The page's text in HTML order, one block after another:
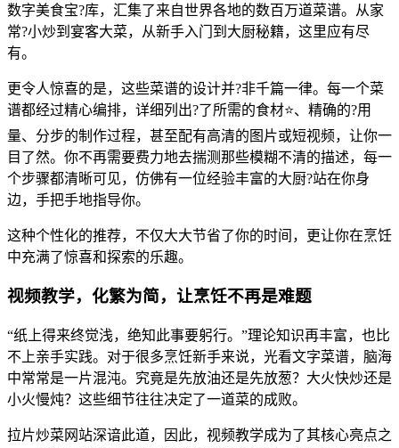
数字美食宝?库，汇集了来自世界各地的数百万道菜谱。从家
常?小炒到宴客大菜，从新手入门到大厨秘籍，这里应有尽
有。
更令人惊喜的是，这些菜谱的设计并?非千篇一律。每一个菜
谱都经过精心编排，详细列出?了所需的食材⭐、精确的?用
量、分步的制作过程，甚至配有高清的图片或短视频，让你一
目了然。你不再需要费力地去揣测那些模糊不清的描述，每一
个步骤都清晰可见，仿佛有一位经验丰富的大厨?站在你身
边，手把手地指导你。
这种个性化的推荐，不仅大大节省了你的时间，更让你在烹饪
中充满了惊喜和探索的乐趣。
视频教学，化繁为简，让烹饪不再是难题
“纸上得来终觉浅，绝知此事要躬行。”理论知识再丰富，也比
不上亲手实践。对于很多烹饪新手来说，光看文字菜谱，脑海
中常常是一片混沌。究竟是先放油还是先放葱？大火快炒还是
小火慢炖？这些细节往往决定了一道菜的成败。
拉片炒菜网站深谙此道，因此，视频教学成为了其核心亮点之